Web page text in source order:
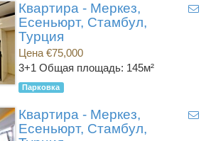
Квартира - Меркез,
Есеньюрт, Стамбул,
Турция
Цена €75,000
3+1 Общая площадь: 145м²
Парковка
Квартира - Меркез,
Есеньюрт, Стамбул,